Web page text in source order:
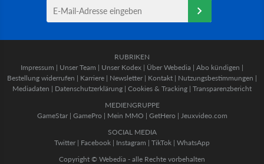
RUBRIKEN
Impressum | Unser Team | Unser Kodex | Über Webedia | Abo kündigen |
Bestellung widerrufen | Karriere | Newsletter | Kontakt | Nutzungsbestimmungen |
Mediadaten | Datenschutzerklärung | Cookies & Tracking | Transparenzbericht
MEDIENGRUPPE
GameStar| GamePro | Mein MMO | GetHero | Jeuxvideo.com
SOCIAL MEDIA
Twitter | Facebook | Instagram | TikTok | WhatsApp
Copyright © Webedia - alle Rechte vorbehalten